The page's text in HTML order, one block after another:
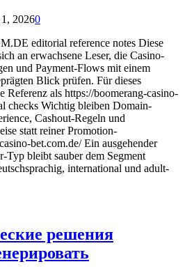
20260
editorial reference notes Diese
an erwachsene Leser, die Casino-
und Payment-Flows mit einem
Blick prüfen. Für dieses
Referenz als https://boomerang-casino-
checks Wichtig bleiben Domain-
Cashout-Regeln und
statt reiner Promotion-
bet.com.de/ Ein ausgehender
bleibt sauber dem Segment
international und adult-
решения